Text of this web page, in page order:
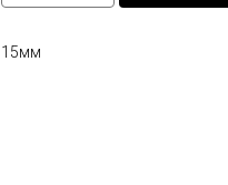
15мм